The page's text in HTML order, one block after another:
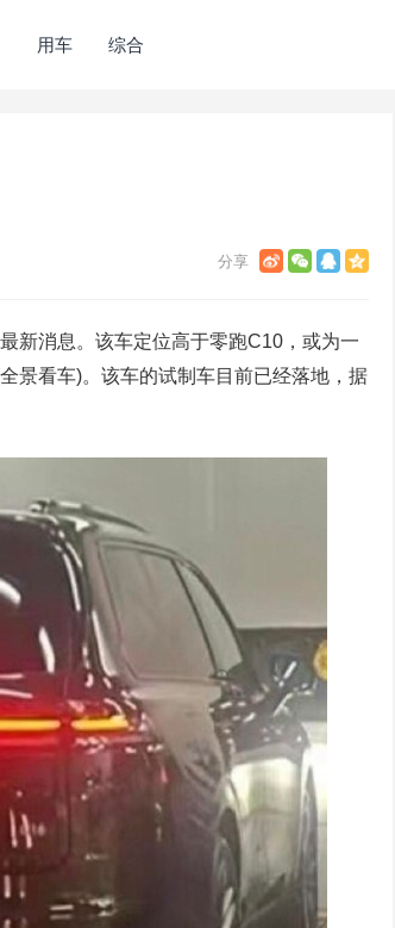
用车 综合
新消息。该车定位高于零跑C10，或为一
景看车)。该车的试制车目前已经落地，据